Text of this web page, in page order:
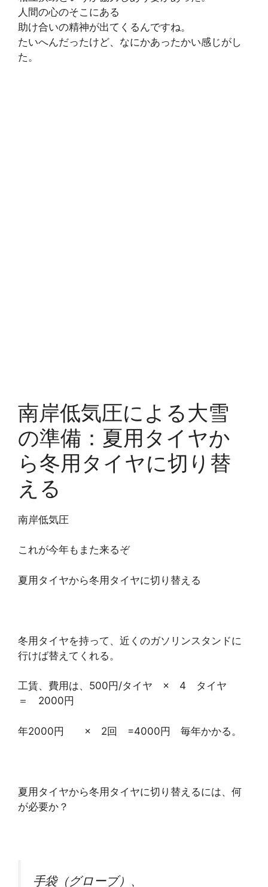
人間の心のそこにある
助け合いの精神が出てくるんですね。
たいへんだったけど、なにかあったかい感じがし
た。
南岸低気圧による大雪
の準備：夏用タイヤか
ら冬用タイヤに切り替
える
南岸低気圧
これが今年もまた来るぞ
夏用タイヤから冬用タイヤに切り替える
冬用タイヤを持って、近くのガソリンスタンドに
行けば替えてくれる。
工賃、費用は、500円/タイヤ × 4 タイヤ
＝ 2000円
年2000円 × 2回 =4000円 毎年かかる。
夏用タイヤから冬用タイヤに切り替えるには、何
が必要か？
手袋（グローブ）、